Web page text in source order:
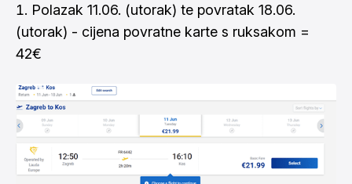
Polazak 11.06. (utorak) te povratak 18.06.
(utorak) - cijena povratne karte s ruksakom =
42€